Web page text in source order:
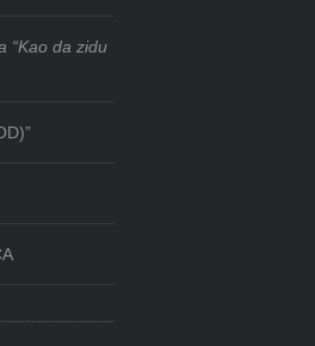
“Kao da zidu